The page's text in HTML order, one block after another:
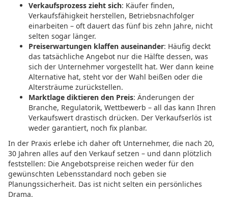
Verkaufsprozess zieht sich: Käufer finden,
Verkaufsfähigkeit herstellen, Betriebsnachfolger
einarbeiten – oft dauert das fünf bis zehn Jahre, nicht
selten sogar länger.
Preiserwartungen klaffen auseinander: Häufig deckt
das tatsächliche Angebot nur die Hälfte dessen, was
sich der Unternehmer vorgestellt hat. Wer dann keine
Alternative hat, steht vor der Wahl beißen oder die
Altersträume zurückstellen.
Marktlage diktieren den Preis: Änderungen der
Branche, Regulatorik, Wettbewerb – all das kann Ihren
Verkaufswert drastisch drücken. Der Verkaufserlös ist
weder garantiert, noch fix planbar.
In der Praxis erlebe ich daher oft Unternehmer, die nach 20,
30 Jahren alles auf den Verkauf setzen – und dann plötzlich
feststellen: Die Angebotspreise reichen weder für den
gewünschten Lebensstandard noch geben sie
Planungssicherheit. Das ist nicht selten ein persönliches
Drama.